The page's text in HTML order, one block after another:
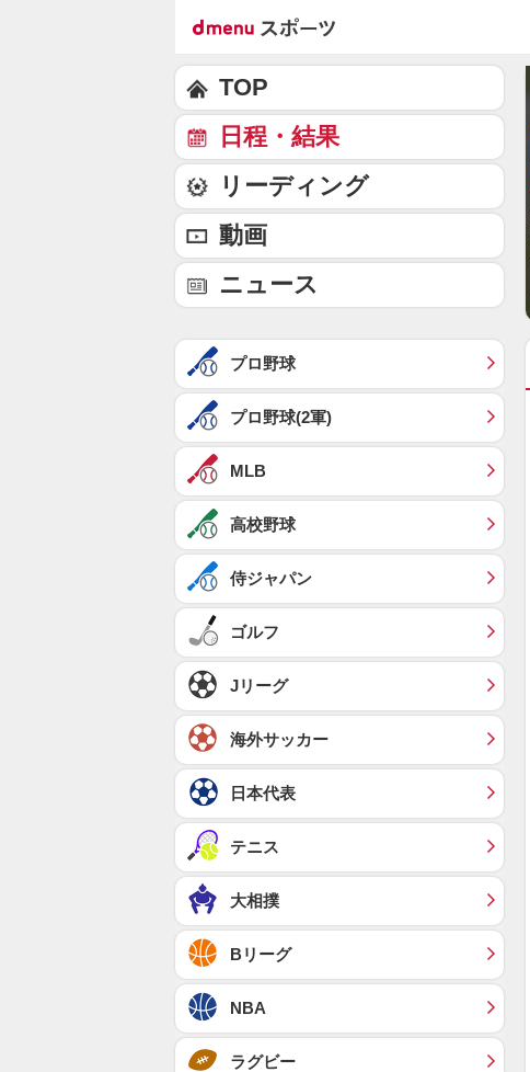
TOP
日程・結果
リーディング
動画
ニュース
プロ野球
プロ野球(2軍)
MLB
高校野球
侍ジャパン
ゴルフ
Jリーグ
海外サッカー
日本代表
テニス
大相撲
Bリーグ
NBA
ラグビー